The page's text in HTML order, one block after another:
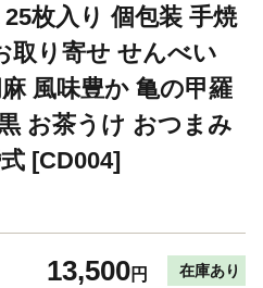
枚入り 個包装 手焼
取り寄せ せんべい
風味豊か 亀の甲羅
お茶うけ おつまみ
[CD004]
13,500円 在庫あり